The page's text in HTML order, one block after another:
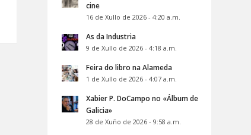
cine
16 de Xullo de 2026 - 4:20 a.m.
As da Industria
9 de Xullo de 2026 - 4:18 a.m.
Feira do libro na Alameda
1 de Xullo de 2026 - 4:07 a.m.
Xabier P. DoCampo no «Álbum de
Galicia»
28 de Xuño de 2026 - 9:58 a.m.